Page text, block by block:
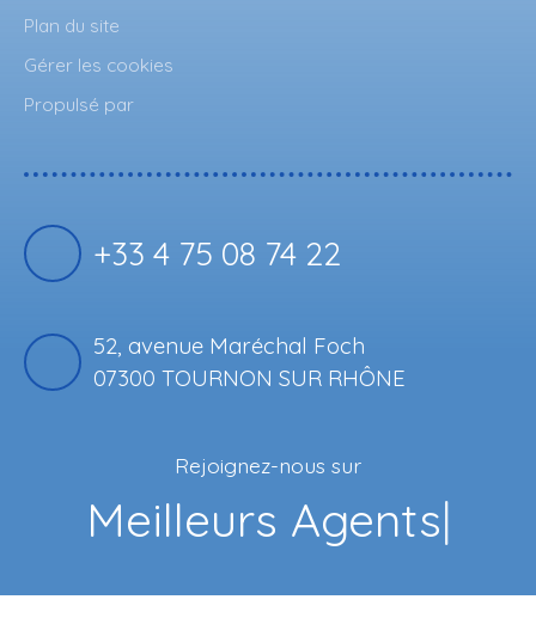
Plan du site
Gérer les cookies
Propulsé par
+33 4 75 08 74 22
52, avenue Maréchal Foch
07300 TOURNON SUR RHÔNE
Rejoignez-nous sur
Fac|